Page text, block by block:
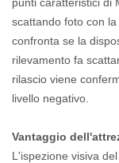
scattando foto con
confronta se la
rilevamento fa
rilascio viene
livello negativo.
Vantaggio
L'ispezione visiva